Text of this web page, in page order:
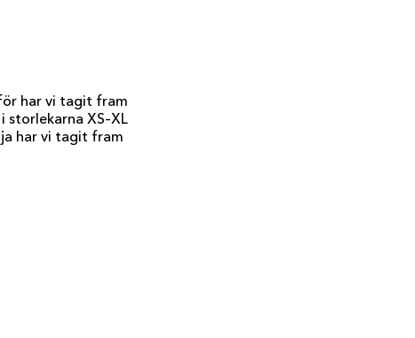
har vi tagit fram
storlekarna XS–XL
har vi tagit fram